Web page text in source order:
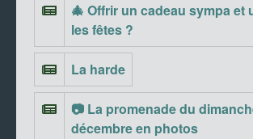
🎄 Offrir un cadeau sympa et
les fêtes ?
La harde
📷 La promenade du
décembre en photos